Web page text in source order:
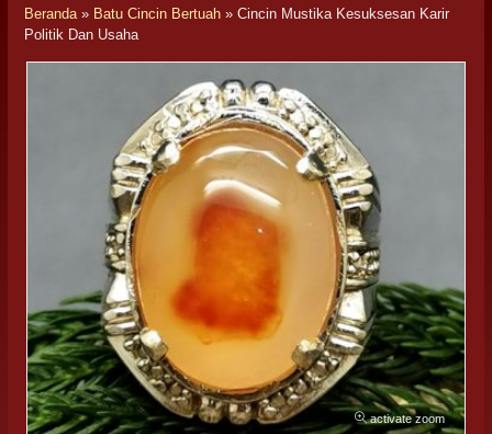
Beranda» Batu Cincin Bertuah » Cincin Mustika Kesuksesan Karir
Politik Dan Usaha
activate zoom